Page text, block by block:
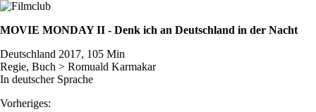
MOVIE MONDAY II - Denk ich an Deutschland in der Nacht
Deutschland 2017, 105 Min
Regie, Buch > Romuald Karmakar
In deutscher Sprache
Vorheriges: